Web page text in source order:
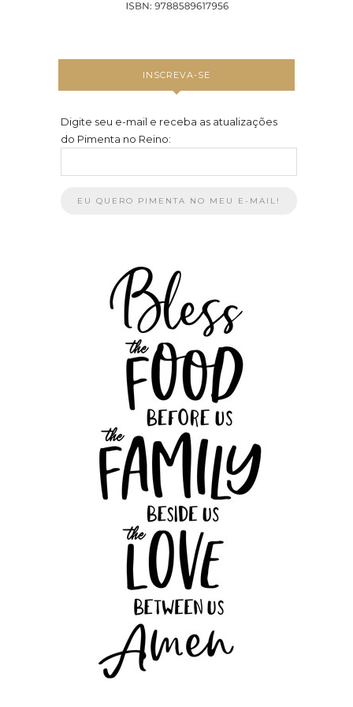
INSCREVA-SE
Digite seu e-mail e receba as atualizações
do Pimenta no Reino: